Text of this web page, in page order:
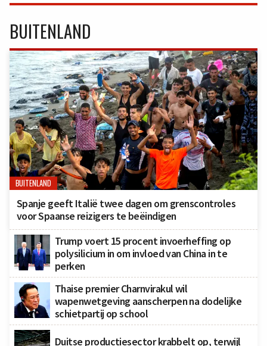
BUITENLAND
BUITENLAND
Spanje geeft Italië twee dagen om grenscontroles
voor Spaanse reizigers te beëindigen
Trump voert 15 procent invoerheffing op
polysilicium in om invloed van China in te
perken
Thaise premier Charnvirakul wil
wapenwetgeving aanscherpen na dodelijke
schietpartij op school
Duitse productiesector krabbelt op, terwijl